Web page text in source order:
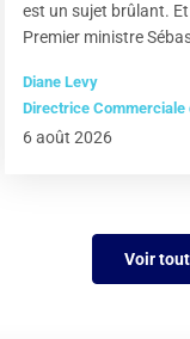
est un sujet brûlant.
Premier ministre
Diane Levy
Directrice Commerciale
6 août 2026
Voir